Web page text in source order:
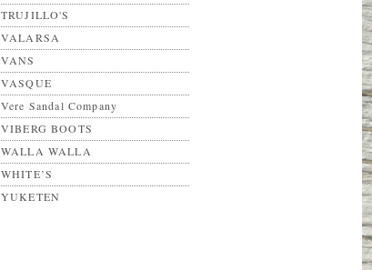
TRUJILLO'S
VALARSA
VANS
VASQUE
Vere Sandal Company
VIBERG BOOTS
WALLA WALLA
WHITE’S
YUKETEN